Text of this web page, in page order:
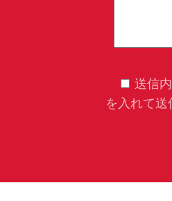
送信
を入れて送